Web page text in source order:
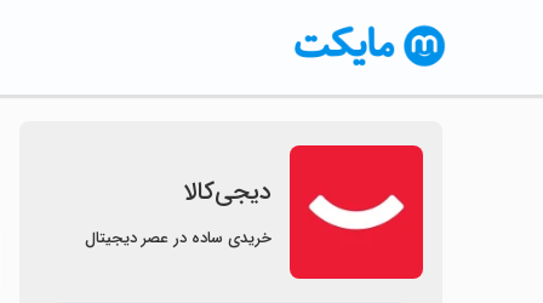
دیجی‌کالا
خریدی ساده در عصر دیجیتال